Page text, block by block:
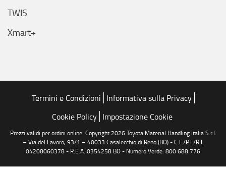
TWIS
Xmart+
Termini e Condizioni Informativa sulla Privacy
Cookie Policy Impostazione Cookie
Prezzi validi per ordini online. Copyright 2026 Toyota Material Handling Italia S.r.l.
– Via del Lavoro, 93/1 – 40033 Casalecchio di Reno (BO) - C.F./P.I./R.I.
04208060378 - R.E.A. 0354258 BO - Numero Verde: 800 688 776